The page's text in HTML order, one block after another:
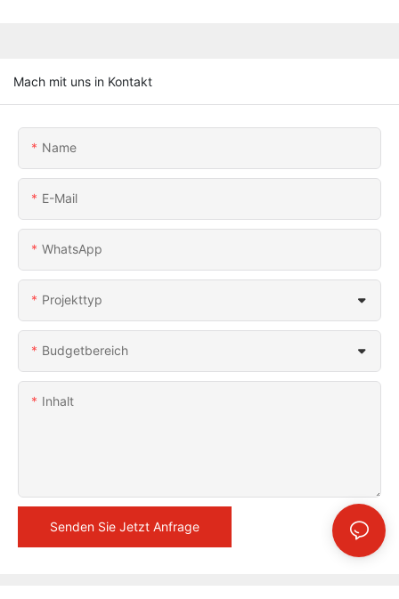
Mach mit uns in Kontakt
Name
E-Mail
WhatsApp
Projekttyp
Budgetbereich
Inhalt
Senden Sie Jetzt Anfrage